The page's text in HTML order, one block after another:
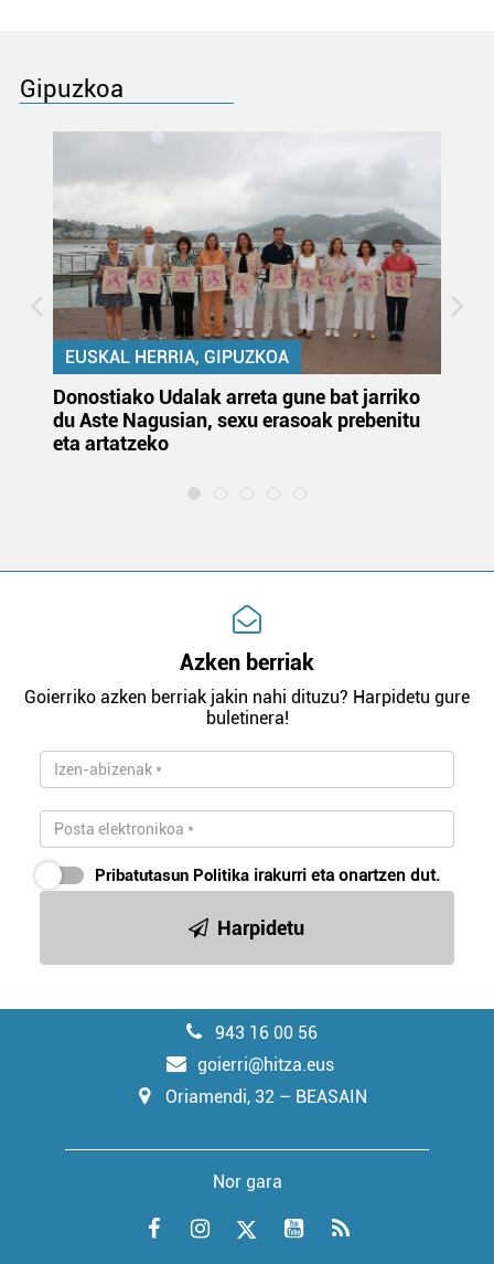
Gipuzkoa
EUSKAL HERRIA, GIPUZKOA
Donostiako Udalak arreta gune bat jarriko
du Aste Nagusian, sexu erasoak prebenitu
eta artatzeko
Azken berriak
Goierriko azken berriak jakin nahi dituzu? Harpidetu gure
buletinera!
Pribatutasun Politika irakurri eta onartzen dut.
Harpidetu
943 16 00 56
goierri@hitza.eus
Oriamendi, 32 – BEASAIN
Nor gara